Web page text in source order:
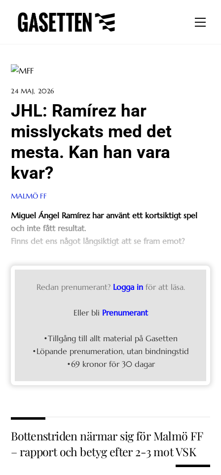
content
24 MAJ, 2026
JHL: Ramírez har
misslyckats med det
mesta. Kan han vara
kvar?
MALMÖ FF
Miguel Ángel Ramírez har använt ett kortsiktigt spel
och inte fått resultat.
Finns det ens något långsiktigt att se fram emot?
Redan prenumerant? Logga in för att läsa.
Eller bli Prenumerant
•Tillgång till allt material på Gasetten
•Löpande prenumeration, utan bindningstid
•69 kronor för 30 dagar
Bottenstriden närmar sig för Malmö FF
– rapport och betyg efter 2-3 mot VSK